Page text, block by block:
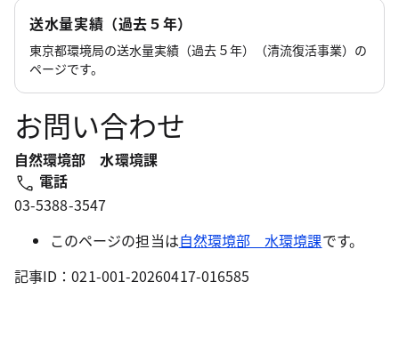
送水量実績（過去５年）
東京都環境局の送水量実績（過去５年）（清流復活事業）の
ページです。
お問い合わせ
自然環境部 水環境課
電話
03-5388-3547
このページの担当は自然環境部 水環境課です。
記事ID：021-001-20260417-016585